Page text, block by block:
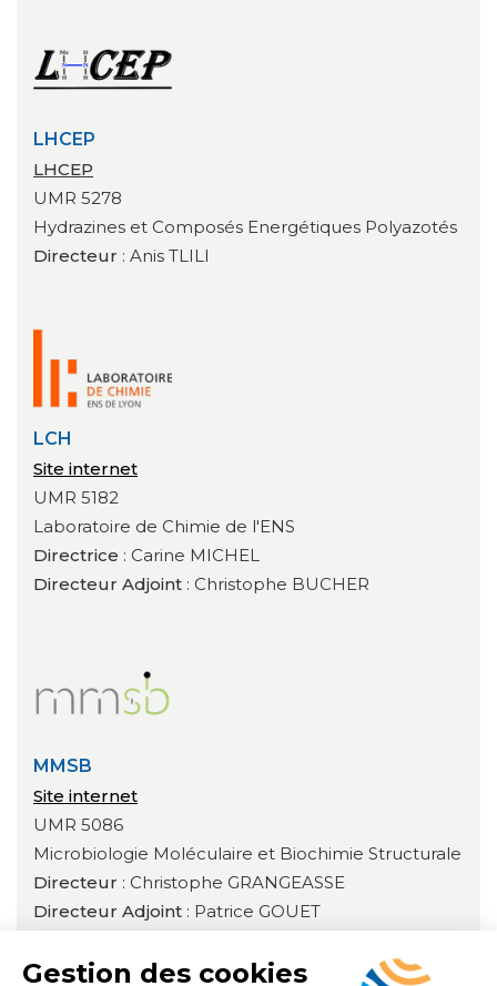
LHCEP
LHCEP
UMR 5278
Hydrazines et Composés Energétiques Polyazotés
Directeur : Anis TLILI
LCH
Site internet
UMR 5182
Laboratoire de Chimie de l'ENS
Directrice : Carine MICHEL
Directeur Adjoint : Christophe BUCHER
MMSB
Site internet
UMR 5086
Microbiologie Moléculaire et Biochimie Structurale
Directeur : Christophe GRANGEASSE
Directeur Adjoint : Patrice GOUET